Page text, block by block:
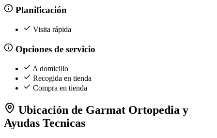
Planificación
Visita rápida
Opciones de servicio
A domicilio
Recogida en tienda
Compra en tienda
Ubicación de Garmat Ortopedia y
Ayudas Tecnicas